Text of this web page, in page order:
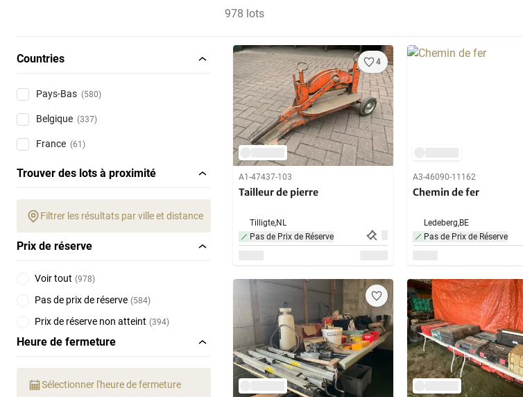
978 lots
Countries
Pays-Bas (580)
Belgique (337)
France (61)
Trouver des lots à proximité
Filtrer les résultats par ville et distance
Prix de réserve
Voir tout (978)
Pas de prix de réserve (584)
Prix de réserve non atteint (394)
Heure de fermeture
Sélectionner l'heure de fermeture
4
A1-47437-103
Tailleur de pierre
Tilligte,NL
Pas de Prix de Réserve
A3-46090-11162
Chemin de fer
Ledeberg,BE
Pas de Prix de Réserve